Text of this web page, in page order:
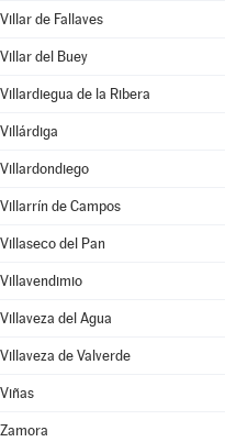
Villar de Fallaves
Villar del Buey
Villardiegua de la Ribera
Villárdiga
Villardondiego
Villarrín de Campos
Villaseco del Pan
Villavendimio
Villaveza del Agua
Villaveza de Valverde
Viñas
Zamora